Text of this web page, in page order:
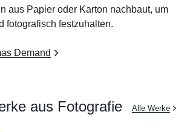
aus Papier oder Karton nachbaut, um
fotografisch festzuhalten.
Demand
aus Fotografie Alle Werke